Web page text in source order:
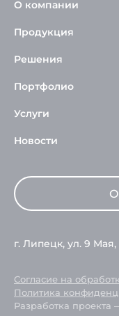
О компании
Продукция
Решения
Портфолио
Услуги
Новости
г. Липецк, ул. 9
Согласие на
Политика
Разработка проекта